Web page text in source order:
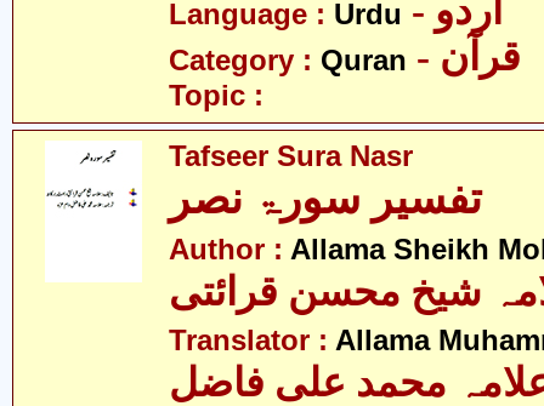
Language : Urdu - اردو
Category : Quran - قرآن
Topic :
Tafseer Sura Nasr
تفسیر سورۃ نصر
Author : Allama Sheikh
شیخ محسن قرائتی
Translator : Allama
محمد علی فاضل